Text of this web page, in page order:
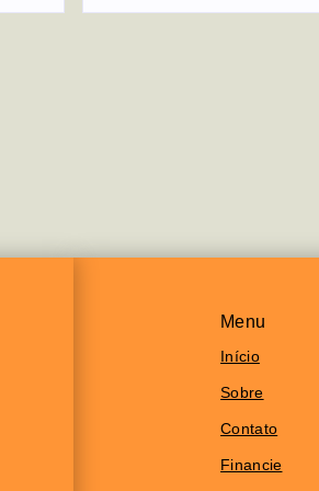
Menu
Início
Sobre
Contato
Financie